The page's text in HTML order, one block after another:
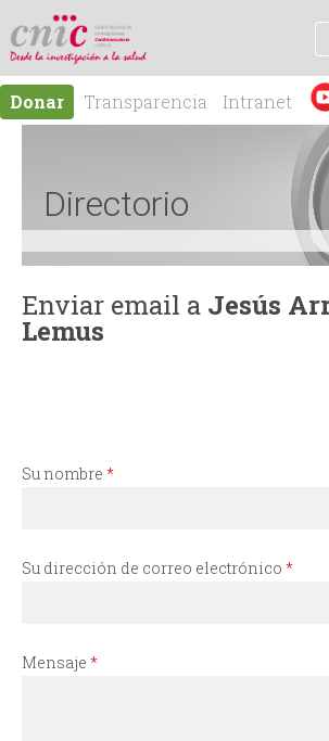
logotipo
En
gli
Es
pa
F
o
r
m
u
s
c
a
r
Donar Transparencia
Intranet
Contacto
Directorio
Enviar email a Jesús
Lemus
Su nombre *
Su dirección de correo electrónico *
Mensaje *